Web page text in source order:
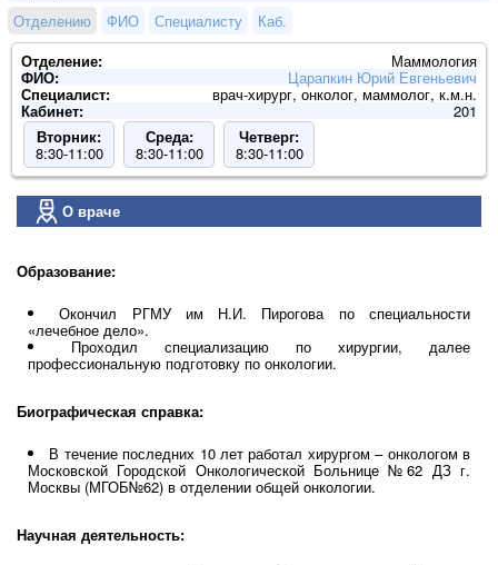
Отделению
ФИО Специалисту
Каб.
Отделение:
Маммология
ФИО: Царапкин Юрий Евгеньевич
Специалист: врач-хирург, онколог, маммолог, к.м.н.
Кабинет:
201
Вторник:
8:30-11:00
Среда:
8:30-11:00
Четверг:
8:30-11:00
О враче
Образование:
Окончил РГМУ им Н.И. Пирогова по специальности
«лечебное дело».
Проходил специализацию по хирургии, далее
профессиональную подготовку по онкологии.
Биографическая справка:
В течение последних 10 лет работал хирургом – онкологом в
Московской Городской Онкологической Больнице №62 ДЗ г.
Москвы (МГОБ№62) в отделении общей онкологии.
Научная деятельность: